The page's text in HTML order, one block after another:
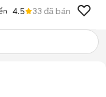
4.5 33 đã bán